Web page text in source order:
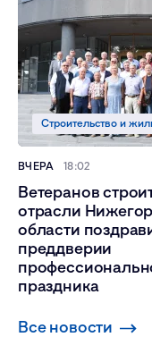
Ветеранов
отрасли
области
преддверии
праздника
Строительство и
ВЧЕРА 18:02
Все новости